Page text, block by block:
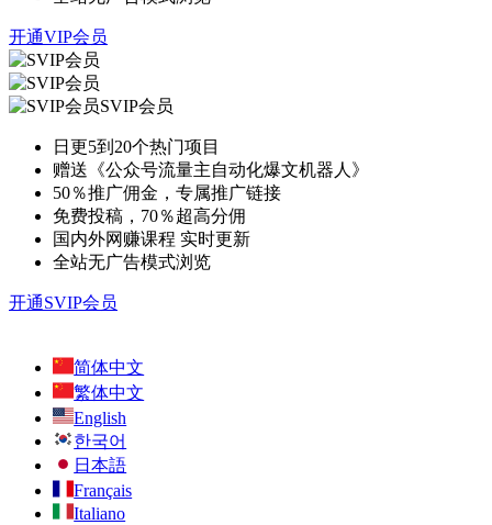
开通VIP会员
SVIP会员
日更5到20个热门项目
赠送《公众号流量主自动化爆文机器人》
50％推广佣金，专属推广链接
免费投稿，70％超高分佣
国内外网赚课程 实时更新
全站无广告模式浏览
开通SVIP会员
简体中文
繁体中文
English
한국어
日本語
Français
Italiano